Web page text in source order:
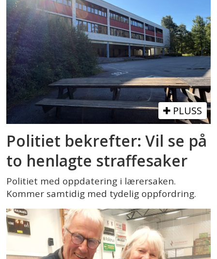
PLUSS
Politiet bekrefter: Vil se på
to henlagte straffesaker
Politiet med oppdatering i lærersaken.
Kommer samtidig med tydelig oppfordring.